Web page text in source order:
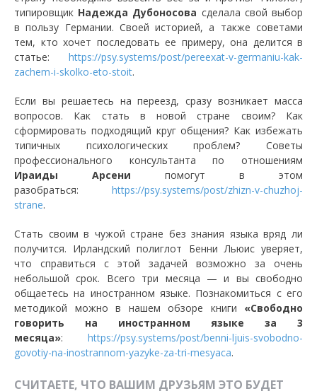
типировщик Надежда Дубоносова сделала свой выбор
в пользу Германии. Своей историей, а также советами
тем, кто хочет последовать ее примеру, она делится в
статье: https://psy.systems/post/pereexat-v-germaniu-kak-
zachem-i-skolko-eto-stoit.
Если вы решаетесь на переезд, сразу возникает масса
вопросов. Как стать в новой стране своим? Как
сформировать подходящий круг общения? Как избежать
типичных психологических проблем? Советы
профессионального консультанта по отношениям
Ираиды Арсени помогут в этом
разобраться: https://psy.systems/post/zhizn-v-chuzhoj-
strane.
Стать своим в чужой стране без знания языка вряд ли
получится. Ирландский полиглот Бенни Льюис уверяет,
что справиться с этой задачей возможно за очень
небольшой срок. Всего три месяца — и вы свободно
общаетесь на иностранном языке. Познакомиться с его
методикой можно в нашем обзоре книги «Свободно
говорить на иностранном языке за 3
месяца»: https://psy.systems/post/benni-ljuis-svobodno-
govotiy-na-inostrannom-yazyke-za-tri-mesyaca.
СЧИТАЕТЕ, ЧТО ВАШИМ ДРУЗЬЯМ ЭТО БУДЕТ